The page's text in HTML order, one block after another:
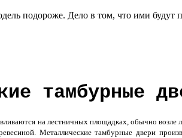
подороже. Дело в том, что ими будут
тамбурные
на лестничных площадках, обычно возле
Металлические тамбурные двери